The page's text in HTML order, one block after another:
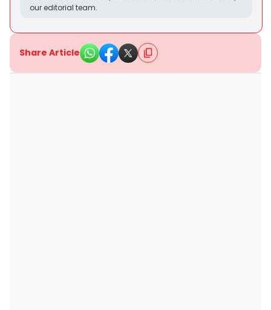
our editorial team.
Share Article